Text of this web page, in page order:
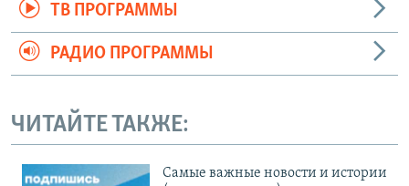
ТВ ПРОГРАММЫ
РАДИО ПРОГРАММЫ
ЧИТАЙТЕ ТАКЖЕ:
Cамые важные новости и истории